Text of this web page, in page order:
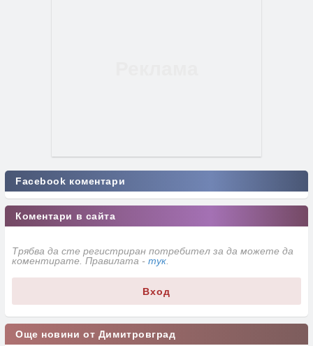
Facebook коментари
Коментари в сайта
Трябва да сте регистриран потребител за да можете да
коментирате. Правилата - тук
Вход
Още новини от Димитровград